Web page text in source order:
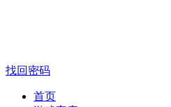
找回密码
首页